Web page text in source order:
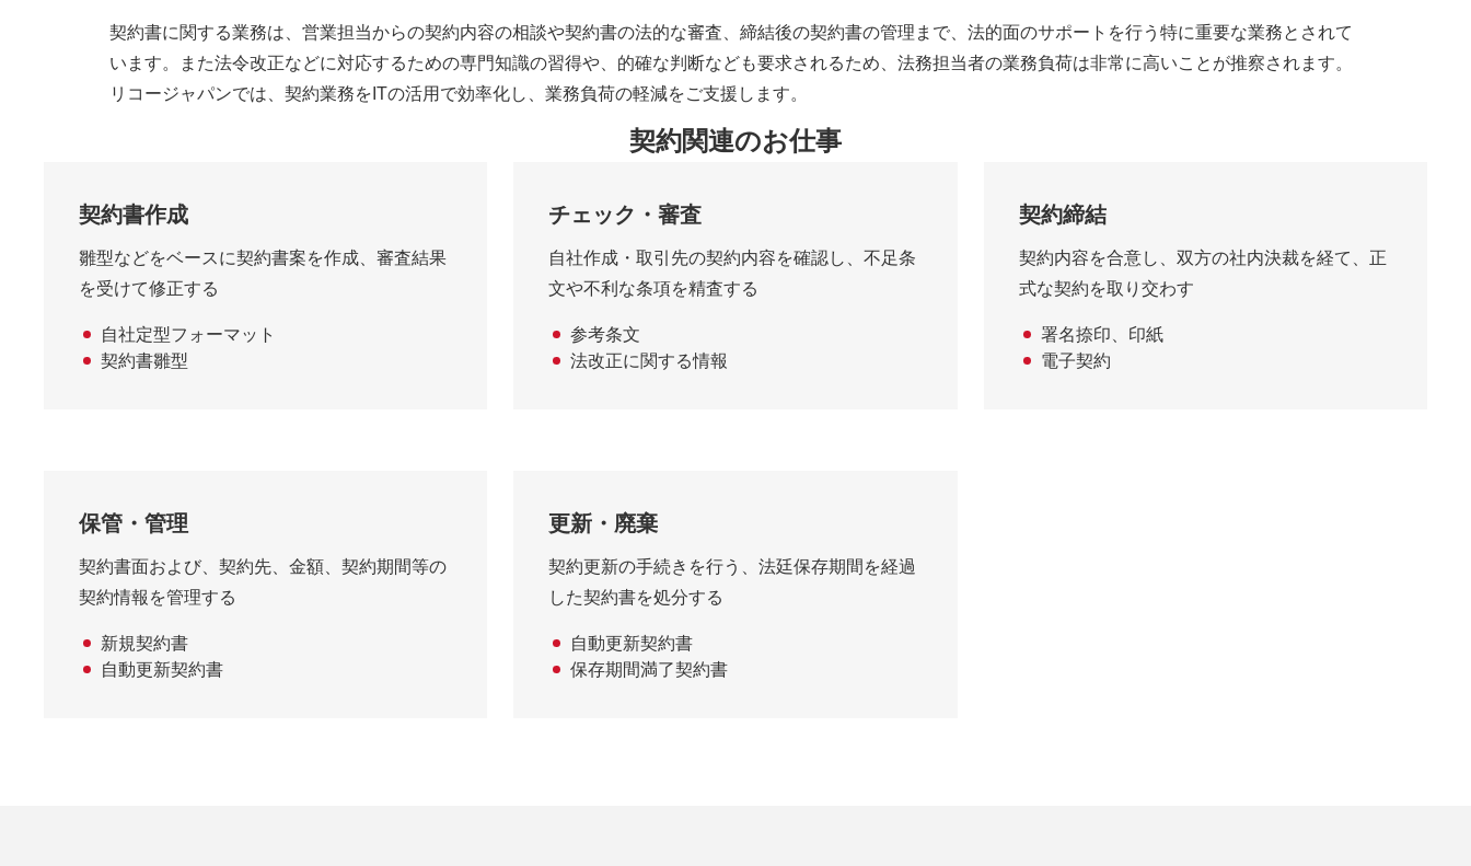
契約書に関する業務は、営業担当からの契約内容の相談や契約書の法的な審査、締結後の契約書の管理まで、法的面のサポートを行う特に重要な業務とされて
います。また法令改正などに対応するための専門知識の習得や、的確な判断なども要求されるため、法務担当者の業務負荷は非常に高いことが推察されます。
リコージャパンでは、契約業務をITの活用で効率化し、業務負荷の軽減をご支援します。
契約関連のお仕事
契約書作成
雛型などをベースに契約書案を作成、審査結果
を受けて修正する
自社定型フォーマット
契約書雛型
チェック・審査
自社作成・取引先の契約内容を確認し、不足条
文や不利な条項を精査する
参考条文
法改正に関する情報
契約締結
契約内容を合意し、双方の社内決裁を経て、正
式な契約を取り交わす
署名捺印、印紙
電子契約
保管・管理
契約書面および、契約先、金額、契約期間等の
契約情報を管理する
新規契約書
自動更新契約書
更新・廃棄
契約更新の手続きを行う、法廷保存期間を経過
した契約書を処分する
自動更新契約書
保存期間満了契約書